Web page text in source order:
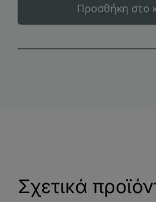
Χώρα
ποσότητα
Προσθήκη στο
Σχετικά